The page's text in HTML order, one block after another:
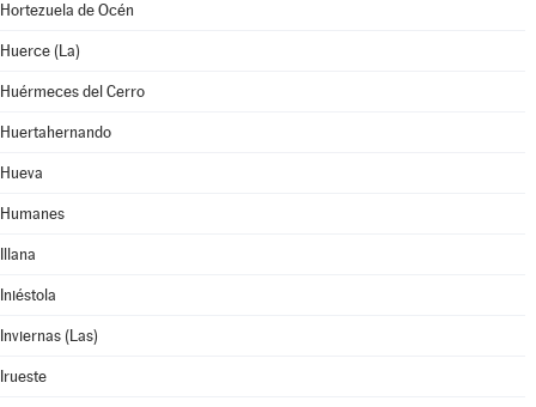
Hortezuela de Océn
Huerce (La)
Huérmeces del Cerro
Huertahernando
Hueva
Humanes
Illana
Iniéstola
Inviernas (Las)
Irueste